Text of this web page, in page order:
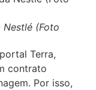
Nestlé (Foto
Terra,
contrato
Por isso,